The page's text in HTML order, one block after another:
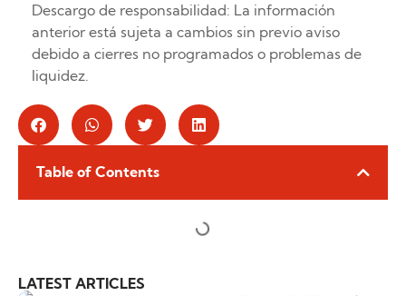
Descargo de responsabilidad: La información
anterior está sujeta a cambios sin previo aviso
debido a cierres no programados o problemas de
liquidez.
Table of Contents
LATEST ARTICLES